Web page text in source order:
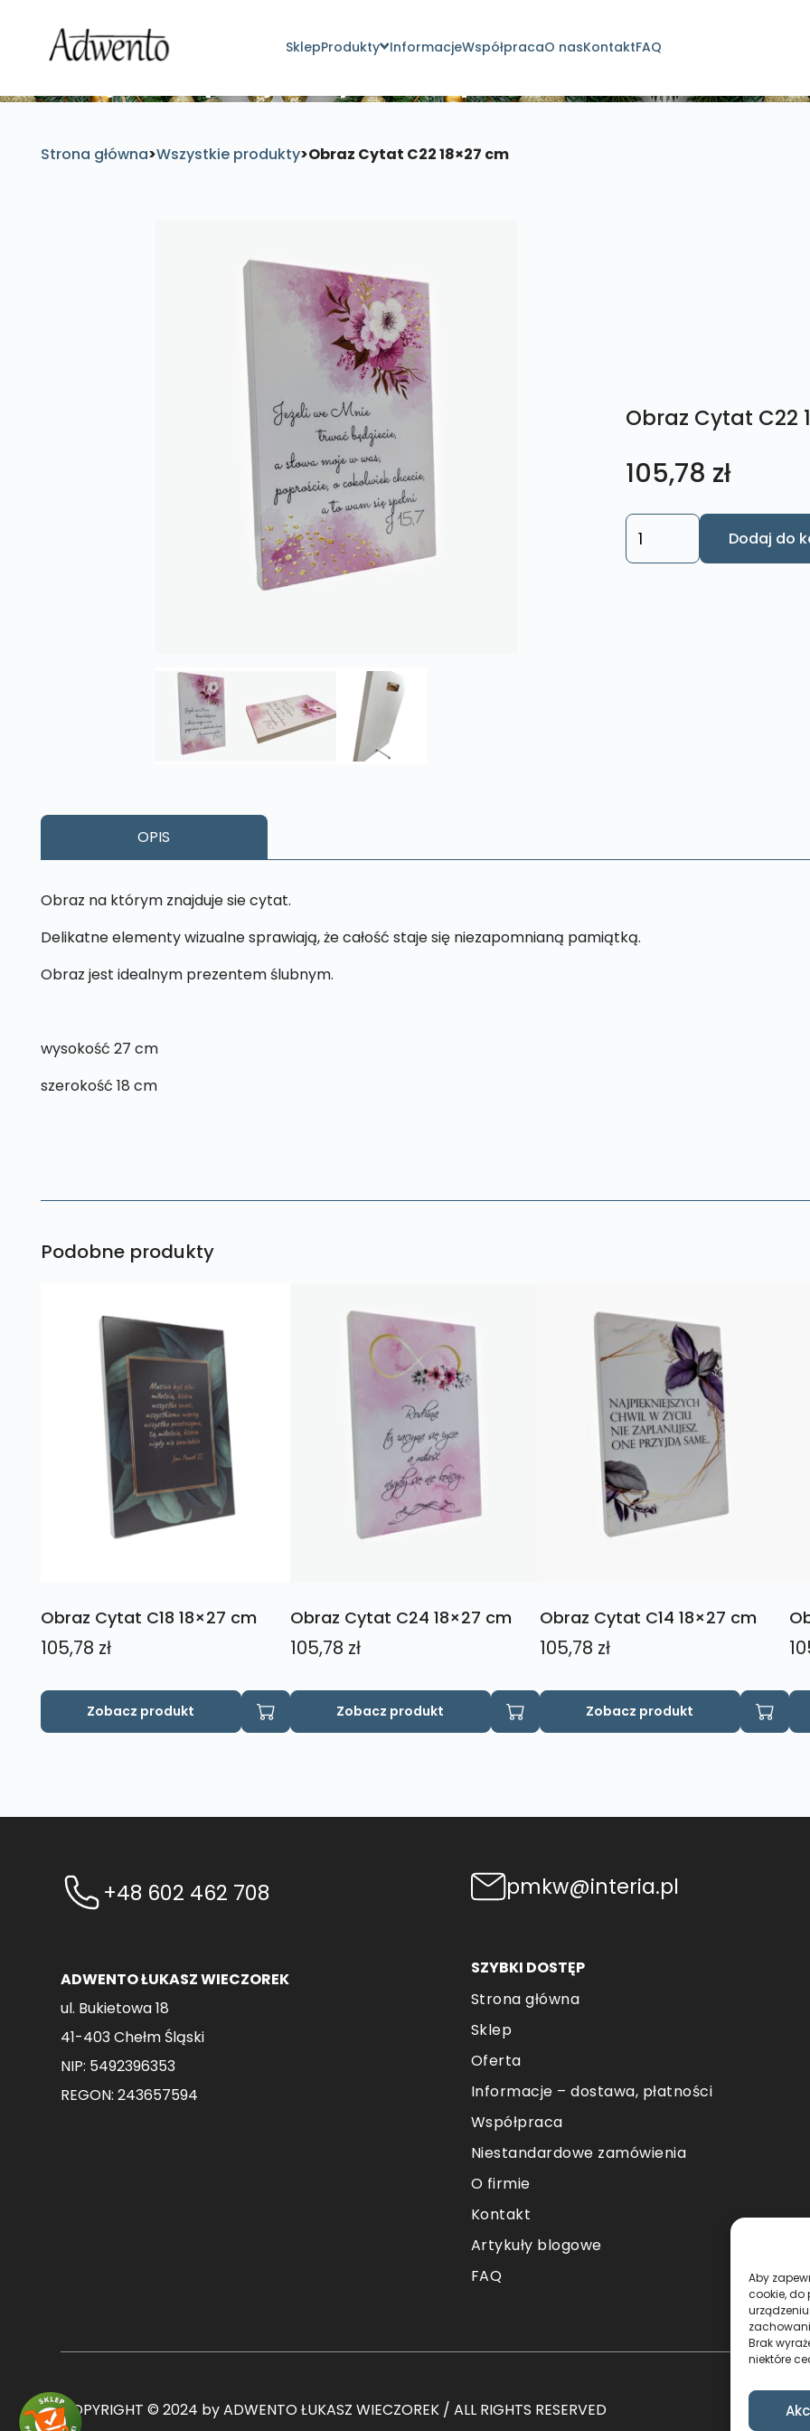
Aby
cookie,
Brak
niektóre
SklepProdukty InformacjeWspółpracaO nasKontaktFAQ
Strona główna>Wszystkie produkty>Obraz Cytat C22 18×27 cm
Obraz Cytat C22
105,78 zł
ilość
Obraz
Dodaj do
OPIS
Obraz na którym znajduje sie cytat.
Delikatne elementy wizualne sprawiają, że całość staje się niezapomnianą pamiątką.
Obraz jest idealnym prezentem ślubnym.
wysokość 27 cm
szerokość 18 cm
Podobne produkty
Obraz Cytat C18 18×27 cm
105,78 zł
Zobacz produkt
Obraz Cytat C24 18×27 cm
105,78 zł
Zobacz produkt
Obraz Cytat C14 18×27 cm
105,78 zł
Zobacz produkt
+48 602 462 708
ADWENTO ŁUKASZ WIECZOREK
ul. Bukietowa 18
41-403 Chełm Śląski
NIP: 5492396353
REGON: 243657594
pmkw@interia.pl
SZYBKI DOSTĘP
Strona główna
Sklep
Oferta
Informacje – dostawa, płatności
Współpraca
Niestandardowe zamówienia
O firmie
Kontakt
Artykuły blogowe
FAQ
COPYRIGHT © 2024 by ADWENTO ŁUKASZ WIECZOREK / ALL RIGHTS RESERVED